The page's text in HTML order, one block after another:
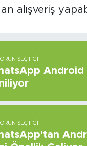
alışveriş
SEÇTIĞI
Android
SEÇTIĞI